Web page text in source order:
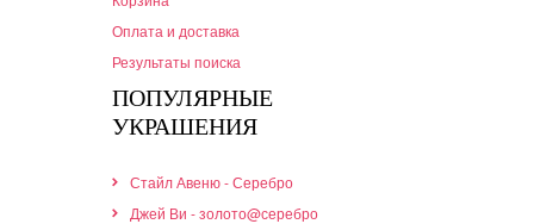
Оплата и доставка
Результаты поиска
ПОПУЛЯРНЫЕ
УКРАШЕНИЯ
Стайл Авеню - Серебро
Джей Ви - золото@серебро